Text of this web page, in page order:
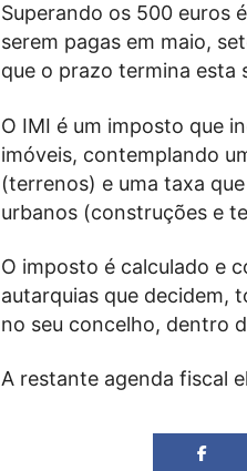
Superando os 500 euros
serem pagas em maio,
que o prazo termina esta
O IMI é um imposto que
imóveis, contemplando
(terrenos) e uma taxa
urbanos (construções e
O imposto é calculado e
autarquias que decidem,
no seu concelho, dentro
A restante agenda fiscal